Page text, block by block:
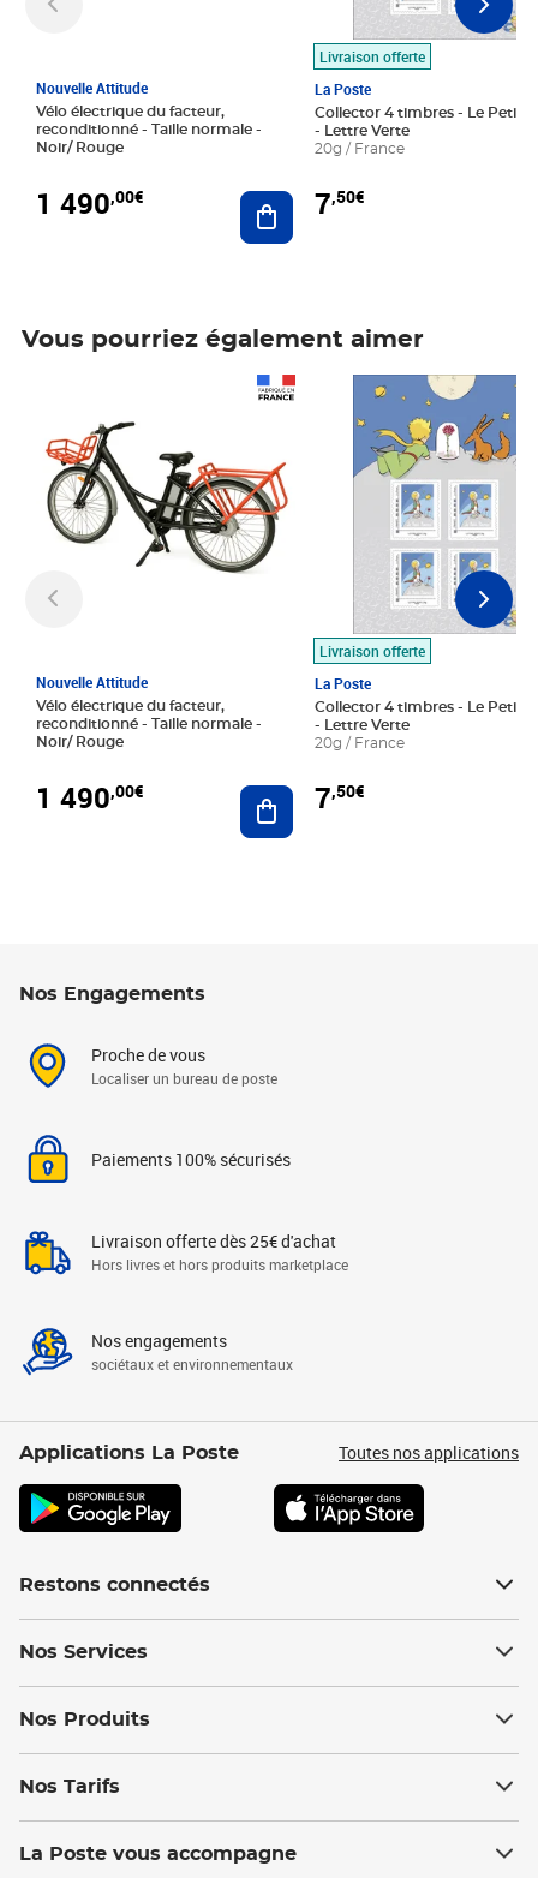
Nouvelle Attitude
Vélo électrique du facteur,
reconditionné - Taille normale -
Noir/ Rouge
1 490,00€ Ajouter au panier
Livraison offerte
La Poste
Collector 4 timbres - Le Petit
- Lettre Verte
20g / France
7,50€
Vous pourriez également aimer
Nouvelle Attitude
Vélo électrique du facteur,
reconditionné - Taille normale -
Noir/ Rouge
1 490,00€ Ajouter au panier
Livraison offerte
La Poste
Collector 4 timbres - Le Petit
- Lettre Verte
20g / France
7,50€
Prix 7,50€
Nos Engagements
Proche de vous
Localiser un bureau de poste
Paiements 100% sécurisés
Livraison offerte dès 25€ d'achat
Hors livres et hors produits marketplace
Nos engagements
sociétaux et environnementaux
Applications La Poste Toutes nos applications
Restons connectés
Nos Services
Nos Produits
Nos Tarifs
La Poste vous accompagne